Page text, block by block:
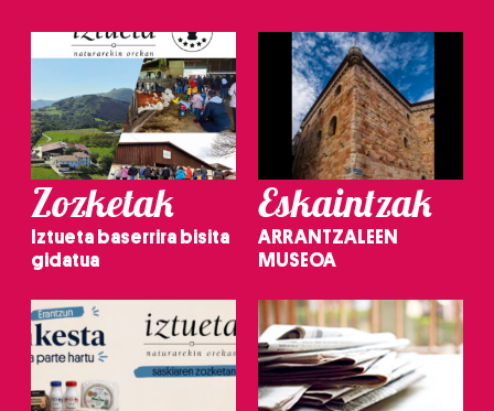
Zozketak
Iztueta baserrira bisita
gidatua
Eskaintzak
ARRANTZALEEN
MUSEOA